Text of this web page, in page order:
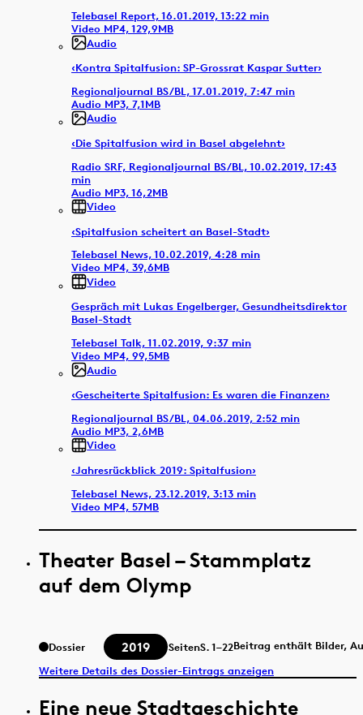
Telebasel Report, 16.01.2019, 13:22 min
Video MP4, 129,9MB
Audio
‹Kontra Spitalfusion: SP-Grossrat Kaspar Sutter›
Regionaljournal BS/BL, 17.01.2019, 7:47 min
Audio MP3, 7,1MB
Audio
‹Die Spitalfusion wird in Basel abgelehnt›
Radio SRF, Regionaljournal BS/BL, 10.02.2019, 17:43
min
Audio MP3, 16,2MB
Video
‹Spitalfusion scheitert an Basel-Stadt›
Telebasel News, 10.02.2019, 4:28 min
Video MP4, 39,6MB
Video
Gespräch mit Lukas Engelberger, Gesundheitsdirektor
Basel-Stadt
Telebasel Talk, 11.02.2019, 9:37 min
Video MP4, 99,5MB
Audio
‹Gescheiterte Spitalfusion: Es waren die Finanzen›
Regionaljournal BS/BL, 04.06.2019, 2:52 min
Audio MP3, 2,6MB
Video
‹Jahresrückblick 2019: Spitalfusion›
Telebasel News, 23.12.2019, 3:13 min
Video MP4, 57MB
Theater Basel – Stammplatz
auf dem Olymp
Dossier 2019 SeitenS.1–22Beitrag enthält Bilder,
Weitere Details des Dossier-Eintrags anzeigen
Eine neue Stadtgeschichte